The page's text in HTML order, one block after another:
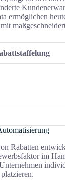
ermöglichen
Rabatten
im